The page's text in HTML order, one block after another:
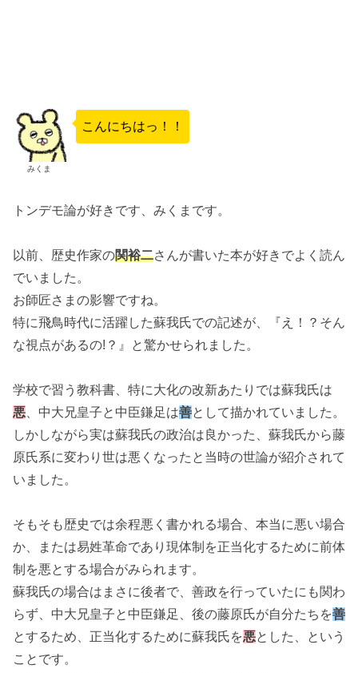
みくま
こんにちはっ！！
トンデモ論が好きです、みくまです。
以前、歴史作家の関裕二さんが書いた本が好きでよく読ん
でいました。
お師匠さまの影響ですね。
特に飛鳥時代に活躍した蘇我氏での記述が、『え！？そん
な視点があるの!？』と驚かせられました。
学校で習う教科書、特に大化の改新あたりでは蘇我氏は
悪 、中大兄皇子と中臣鎌足は善として描かれていました。
しかしながら実は蘇我氏の政治は良かった、蘇我氏から藤
原氏系に変わり世は悪くなったと当時の世論が紹介されて
いました。
そもそも歴史では余程悪く書かれる場合、本当に悪い場合
か、または易姓革命であり現体制を正当化するために前体
制を悪とする場合がみられます。
蘇我氏の場合はまさに後者で、善政を行っていたにも関わ
らず、中大兄皇子と中臣鎌足、後の藤原氏が自分たちを善
とするため、正当化するために蘇我氏を悪とした、という
ことです。